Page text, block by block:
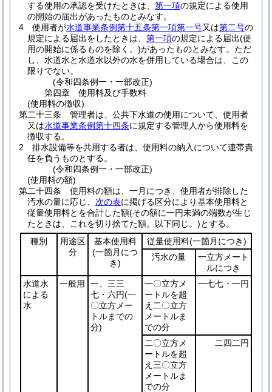
する使用の承認を受けたときは、 第一項の規定による使用
の開始の届出があったものとみなす。
4
使用者が水道事業条例第十五条第一項第一号又は第二号の
規定による届出をしたときは、 第一項の規定による届出(使
用の開始に係るものを除く。)があったものとみなす。 ただ
し、水道水と水道水以外の水を併用している場合は、この
限りでない。
(令和四条例一・一部改正)
第四章
使用料及び手数料
(使用料の徴収)
第二十三条
管理者は、公共下水道の使用について、使用者
又は水道事業条例第十四条に規定する管理人から使用料を
徴収する。
2
排水設備等を共用する者は、使用料の納入について連帯責
任を負うものとする。
(令和四条例一・一部改正)
(使用料の額)
第二十四条
使用料の額は、一月につき、使用者が排除した
汚水の量に応じ、 次の表に掲げる区分により基本使用料と
従量使用料とを合計した額(その額に一円未満の端数が生じ
たときは、これを切り捨てた額。以下同じ。)とする。
種別
用途区
分
基本使用料
(一箇月につ
き)
従量使用料(一箇月につき)
汚水の量
一立方メート
ルにつき
水道水
による
水
一般用
一、三三
七・六円(一
〇立方メー
トルまでの
分)
一〇立方メ
ートルを超
え二〇立方
メートルま
での分
一七七・一円
二〇立方メ
ートルを超
え三〇立方
メートルま
での分
二四二円